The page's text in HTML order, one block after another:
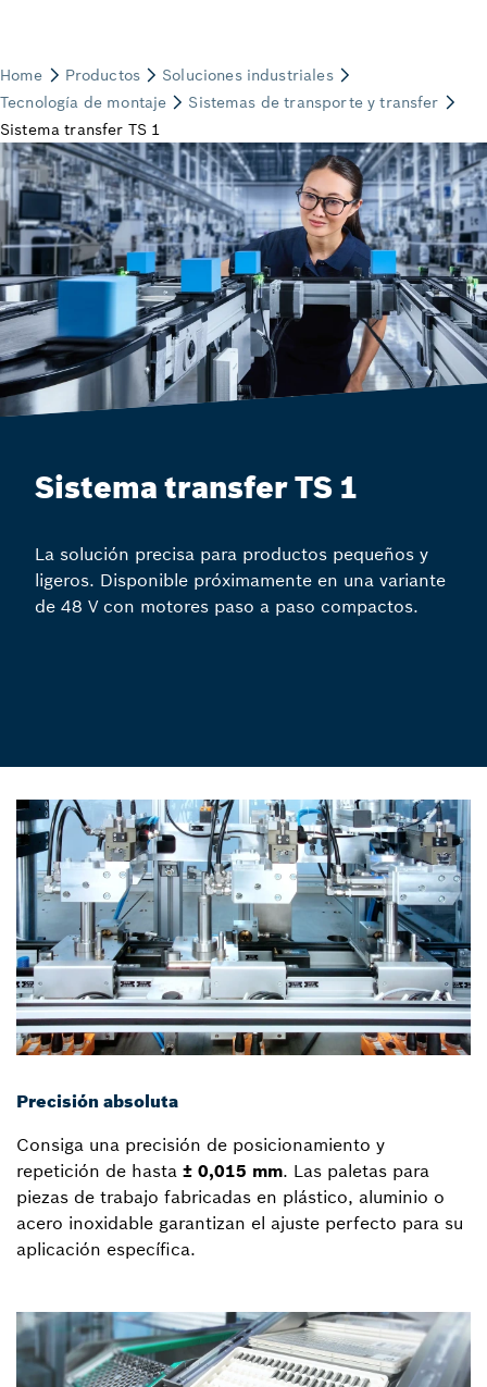
Sistema transfer TS 1
La solución precisa para productos pequeños y
ligeros. Disponible próximamente en una variante
de 48 V con motores paso a paso compactos.
Precisión absoluta
Consiga una precisión de posicionamiento y
repetición de hasta ± 0,015 mm. Las paletas para
piezas de trabajo fabricadas en plástico, aluminio o
acero inoxidable garantizan el ajuste perfecto para su
aplicación específica.